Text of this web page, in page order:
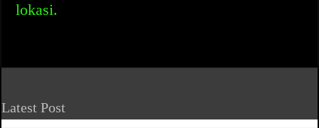
lokasi.
Latest Post